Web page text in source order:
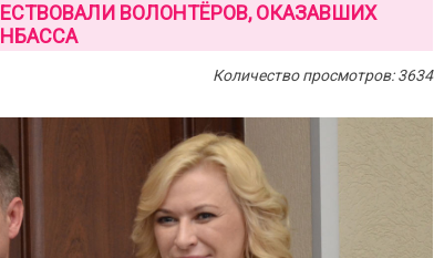
ВОЛОНТЁРОВ, ОКАЗАВШИХ
Количество просмотров: 3634